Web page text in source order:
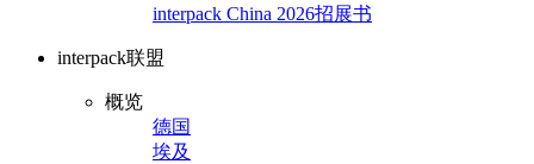
interpack China 2026招展书
interpack联盟
概览
德国
埃及